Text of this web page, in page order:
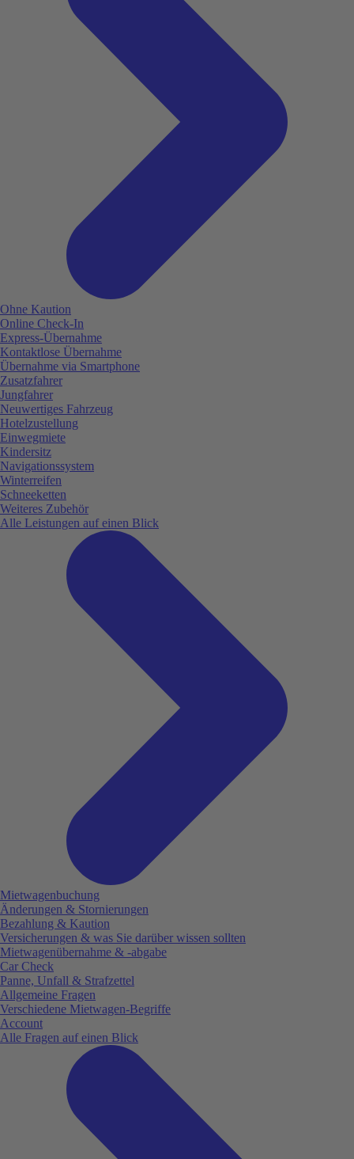
Ohne Kaution
Online Check-In
Express-Übernahme
Kontaktlose Übernahme
Übernahme via Smartphone
Zusatzfahrer
Jungfahrer
Neuwertiges Fahrzeug
Hotelzustellung
Einwegmiete
Kindersitz
Navigationssystem
Winterreifen
Schneeketten
Weiteres Zubehör
Alle Leistungen auf einen Blick
Mietwagenbuchung
Änderungen & Stornierungen
Bezahlung & Kaution
Versicherungen & was Sie darüber wissen sollten
Mietwagenübernahme & -abgabe
Car Check
Panne, Unfall & Strafzettel
Allgemeine Fragen
Verschiedene Mietwagen-Begriffe
Account
Alle Fragen auf einen Blick